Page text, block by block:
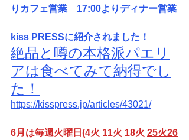
りカフェ営業　17:00よりディナー営業
kiss PRESSに紹介されました！
絶品と噂の本格派パエリ
アは食べてみて納得でし
た！
https://kisspress.jp/articles/43021/
6月は毎週火曜日(4火 11火 18火 25火26